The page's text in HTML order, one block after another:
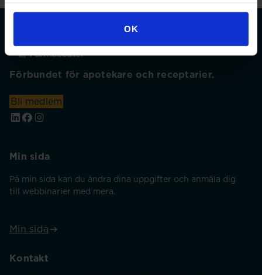
OK
Förbundet för apotekare och receptarier.
Bli medlem
Min sida
På min sida kan du ändra dina uppgifter och anmäla dig
till webbinarier med mera.
Min sida
Kontakt